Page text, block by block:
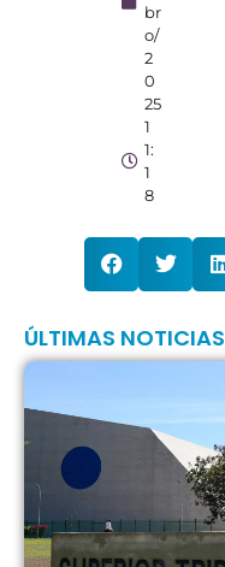
br
o/
2
0
25
1
1:
1
8
ÚLTIMAS NOTICIAS